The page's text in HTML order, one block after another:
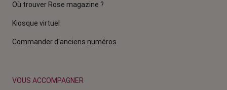
Où trouver Rose magazine ?
Kiosque virtuel
Commander d'anciens numéros
VOUS ACCOMPAGNER